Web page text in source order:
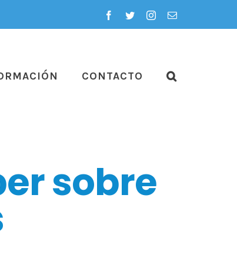
Facebook
TwitterInstagramCorreo
CONTACTO
sobre